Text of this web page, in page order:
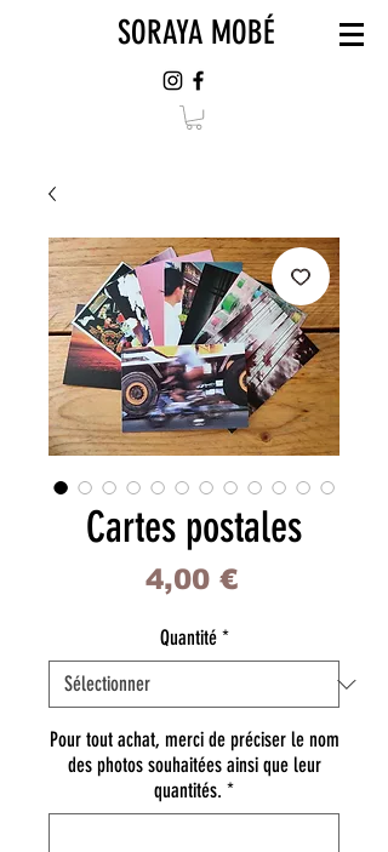
SORAYA MOBÉ
Cartes postales
4,00 €Prix
Quantité *
Pour tout achat, merci de préciser le nom
des photos souhaitées ainsi que leur
quantités. *